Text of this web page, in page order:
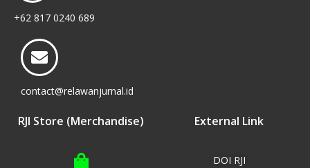
+62 817 0240 689
contact@relawanjurnal.id
RJI Store (Merchandise) External Link
DOI RJI